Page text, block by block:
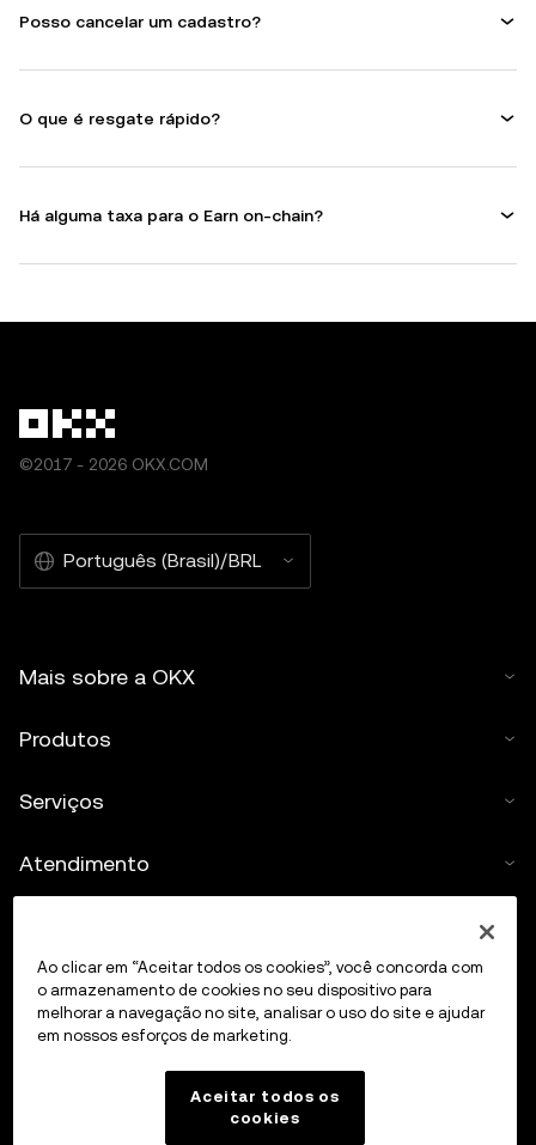
Posso cancelar um cadastro?
O que é resgate rápido?
Há alguma taxa para o Earn on-chain?
©2017 - 2026 OKX.COM
Português (Brasil)/BRL
Mais sobre a OKX
Produtos
Serviços
Atendimento
Calculadora de cripto
Ao clicar em “Aceitar todos os cookies”, você concorda com
o armazenamento de cookies no seu dispositivo para
melhorar a navegação no site, analisar o uso do site e ajudar
em nossos esforços de marketing.
Aceitar todos os
cookies